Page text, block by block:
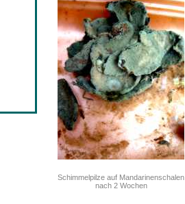
Schimmelpilze auf Mandarinenschalen
nach 2 Wochen